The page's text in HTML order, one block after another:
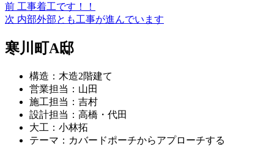
ー
投
稿
ナ
前 過
去
投
稿:
工事着工です！！
次 次
投
稿:
内部外部とも工事が進んでいます
寒川町A邸
構造：木造2階建て
営業担当：山田
施工担当：吉村
設計担当：高橋・代田
大工：小林拓
テーマ：カバードポーチからアプローチする